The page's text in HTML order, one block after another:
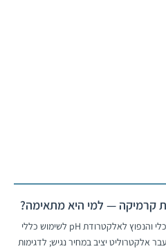
דיאפרגמת קרמיקה היא הפתרון הכלכלי והנפוץ לאלקטרודת pH לשימוש כללי
אלקטרוליט יציב במחיר נגיש; לדגימות